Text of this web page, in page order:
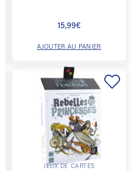
15,99€
AJOUTER AU PANIER
JEUX DE CARTES